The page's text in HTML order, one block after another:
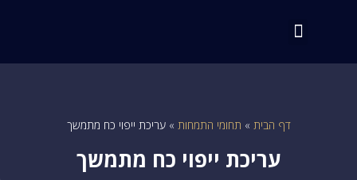
דף הבית » תחומי התמחות »עריכת ייפוי כח מתמשך
עריכת ייפוי כח מתמשך